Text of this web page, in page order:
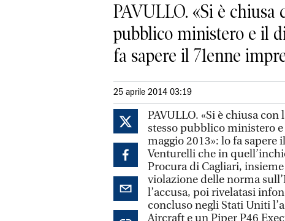
PAVULLO. «Si è
pubblico ministero e il
fa sapere il 71enne
25 aprile 2014 03:19
PAVULLO. «Si è chiusa
stesso pubblico ministero
maggio 2013»: lo fa
Venturelli che in
Procura di Cagliari,
violazione delle norma
l’accusa, poi rivelatasi
concluso negli Stati Uniti
Aircraft e un Piper P46